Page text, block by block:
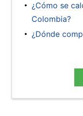
¿Cómo se
Colombia?
¿Dónde